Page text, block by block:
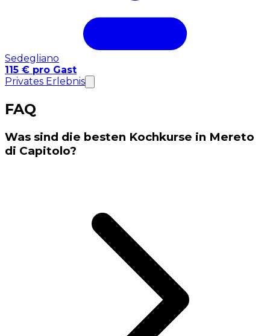
Sedegliano
115 € pro Gast
Privates Erlebnis
FAQ
Was sind die besten Kochkurse in Mereto
di Capitolo?